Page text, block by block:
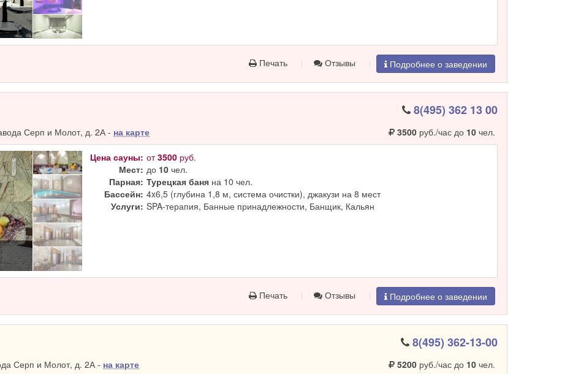
Печать Отзывы Подробнее о заведении
8(495) 362 13 00
Серп и Молот, д. 2А - на карте 3500руб./час до 10чел.
Цена сауны: от3500 руб.
Мест: до 10 чел.
Парная: Турецкая баня на 10 чел.
Бассейн: 4x6,5 (глубина 1,8 м, система очистки), джакузи на 8 мест
Услуги: SPA-терапия, Банные принадлежности, Банщик, Кальян
Печать Отзывы Подробнее о заведении
8(495) 362-13-00
Серп и Молот, д. 2А - на карте 5200руб./час до 10чел.